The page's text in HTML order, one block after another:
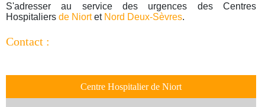
S'adresser au service des urgences des Centres
Hospitaliers de Niortet Nord Deux-Sèvres.
Contact :
Centre Hospitalier de Niort